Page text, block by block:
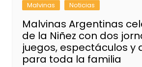
Malvinas Noticias
Malvinas Argentinas
de la Niñez con dos
juegos, espectáculos y
para toda la familia